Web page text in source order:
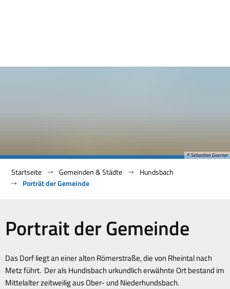
© Sebastian Goerner
Startseite Gemeinden & Städte
Hundsbach
Porträt der Gemeinde
der
Portrait der Gemeinde
Das Dorf liegt an einer alten Römerstraße, die von Rheintal nach
Metz führt. Der als Hundisbach urkundlich erwähnte Ort bestand im
Mittelalter zeitweilig aus Ober- und Niederhundsbach.